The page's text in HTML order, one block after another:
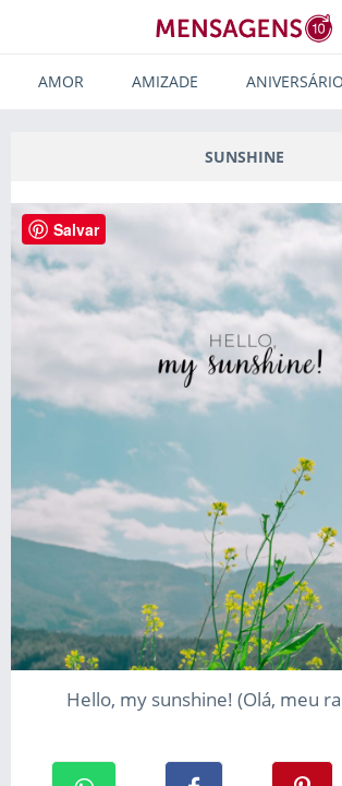
AMOR AMIZADE ANIVERSÁRIO
SUNSHINE
Hello, my sunshine! (Olá, meu
Salvar